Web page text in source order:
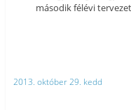
második félévi
2013. október 29. kedd